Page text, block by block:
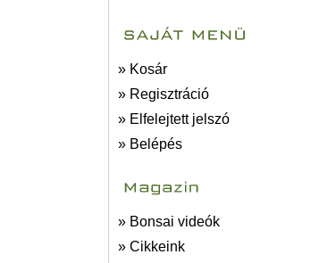
» Kosár
» Regisztráció
» Elfelejtett jelszó
» Belépés
» Bonsai videók
» Cikkeink